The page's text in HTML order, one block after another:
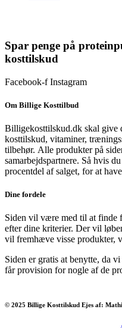
Spar penge på
kosttilskud
Facebook-f Instagram
Om Billige Kosttilbud
Billigekosttilskud.dk skal give
kosttilskud, vitaminer,
tilbehør. Alle produkter på
samarbejdspartnere. Så hvis
procentdel af salget, for at
Dine fordele
Siden vil være med til at finde
efter dine kriterier. Der vil
vil fremhæve visse produkter,
Siden er gratis at benytte, da
får provision for nogle af de
© 2025 Billige Kosttilskud Ejes af: